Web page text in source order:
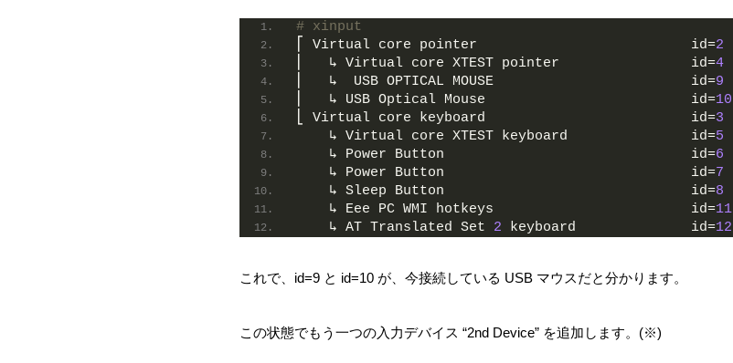
# xinput
⎡ Virtual core pointer                          id=2
⎜   ↳ Virtual core XTEST pointer                id=4
⎜   ↳  USB OPTICAL MOUSE                        id=9
⎜   ↳ USB Optical Mouse                         id=10
⎣ Virtual core keyboard                         id=3
    ↳ Virtual core XTEST keyboard               id=
5
    ↳ Power Button                              id=
6
    ↳ Power Button                              id=
7
    ↳ Sleep Button                              id=
8
    ↳ Eee PC WMI hotkeys                        id=
11
    ↳ AT Translated Set
2 keyboard              id=12
これで、id=9 と id=10 が、今接続している USB マウスだと分かります。
この状態でもう一つの入力デバイス “2nd Device” を追加します。(※)